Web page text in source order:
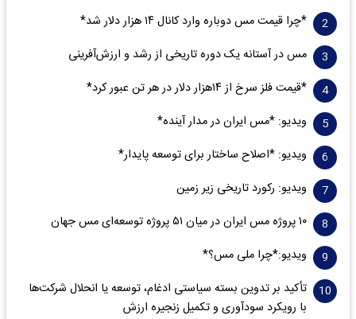
*چرا قیمت مس دوباره وارد کانال ۱۴ هزار دلار شد*
مس در آستانه یک دوره تاریخی از رشد و ارزش‌آفرینی
*قیمت فلز سرخ از ۱۴هزار دلار در هر تن عبور کرد*
ویدیو: *مس ایران در مدار آینده*
ویدیو: *اصلاح ساختار برای توسعه پایدار*
ویدیو: رکورد تاریخی زیر زمین
۱۰ پروژه مس ایران در میان ۵۱ پروژه توسعه‌ای مس جهان
ویدیو:*چرا ملی مس؟*
تأکید بر تدوین بسته سیاستی ادغام، توسعه یا انحلال شرکت‌ها
با رویکرد سودآوری و تکمیل زنجیره ارزش